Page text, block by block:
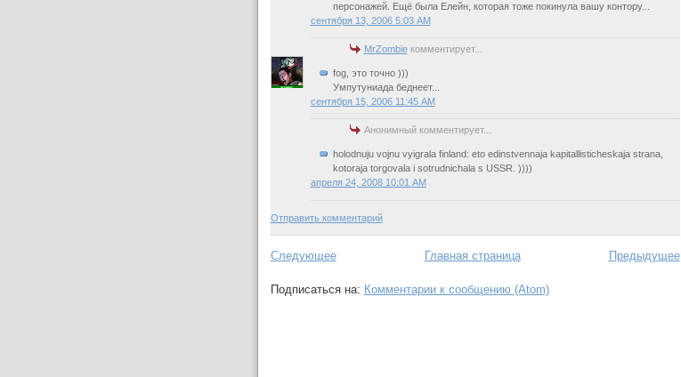
персонажей. Ещё была Елейн, которая тоже покинула вашу контору...
сентября 13, 2006 5:03 AM
MrZombieкомментирует...
fog, это точно )))
Умпутуниада беднеет...
сентября 15, 2006 11:45 AM
Анонимный комментирует...
holodnuju vojnu vyigrala finland: eto edinstvennaja kapitallisticheskaja strana,
kotoraja torgovala i sotrudnichala s USSR. ))))
апреля 24, 2008 10:01 AM
Отправить комментарий
Следующее Предыдущее
Главная страница
Подписаться на: Комментарии к сообщению (Atom)